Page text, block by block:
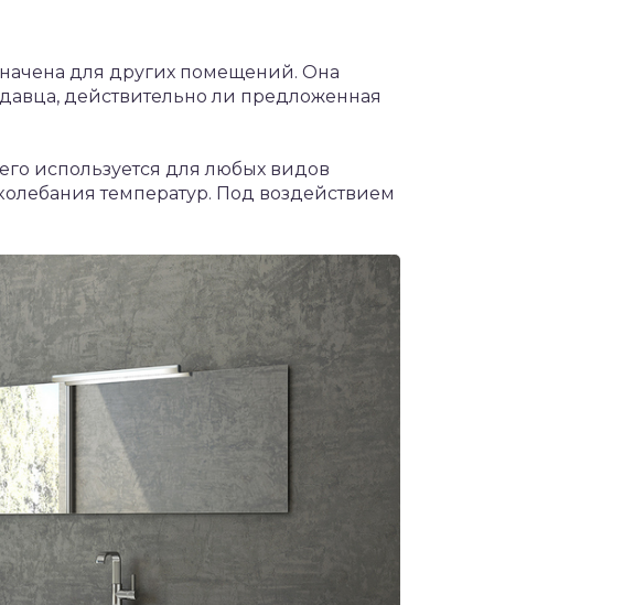
для других помещений. Она
действительно ли предложенная
используется для любых видов
температур. Под воздействием